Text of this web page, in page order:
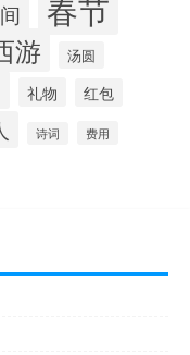
游 汤圆
礼物
红包
诗词 费用